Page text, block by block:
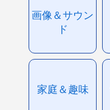
画像＆サウン
ド
家庭＆趣味